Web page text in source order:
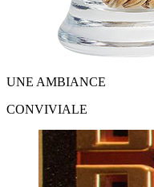
UNE AMBIANCE
CONVIVIALE